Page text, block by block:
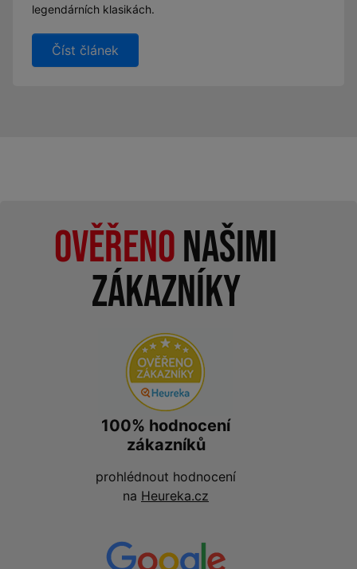
legendárních klasikách.
Číst článek
Ověřenonašimi
zákazníky
100% hodnocení
zákazníků
prohlédnout hodnocení
na Heureka.cz